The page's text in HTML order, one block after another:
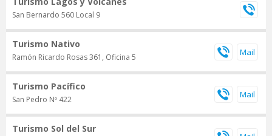
San Bernardo 560 Local 9
Turismo Nativo
Ramón Ricardo Rosas 361, Oficina 5
Turismo Pacífico
San Pedro Nº 422
Turismo Sol del Sur